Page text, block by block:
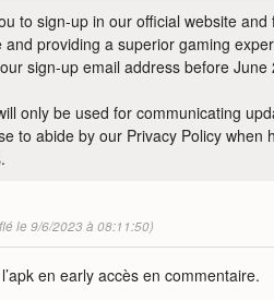
to sign-up in our official website
providing a superior gaming
sign-up email address before June
only be used for communicating
to abide by our Privacy Policy when
le 9/6/2023 à 08:11:50)
en early accès en commentaire.